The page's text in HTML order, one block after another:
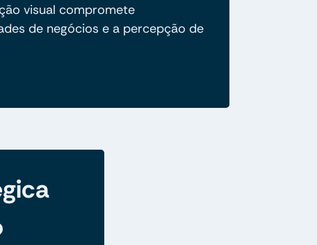
visual compromete
de negócios e a percepção de